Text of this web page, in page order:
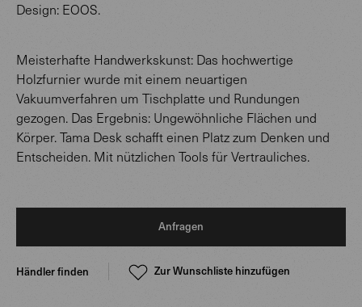
Design: EOOS.
Meisterhafte Handwerkskunst: Das hochwertige
Holzfurnier wurde mit einem neuartigen
Vakuumverfahren um Tischplatte und Rundungen
gezogen. Das Ergebnis: Ungewöhnliche Flächen und
Körper. Tama Desk schafft einen Platz zum Denken und
Entscheiden. Mit nützlichen Tools für Vertrauliches.
Anfragen
Händler finden Zur Wunschliste hinzufügen